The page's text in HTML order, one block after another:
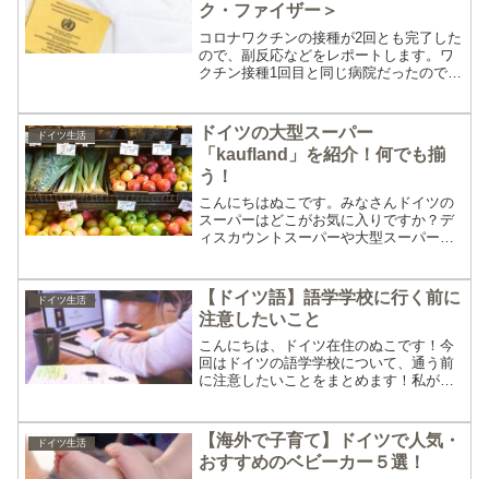
ク・ファイザー＞
コロナワクチンの接種が2回とも完了した
ので、副反応などをレポートします。ワ
クチン接種1回目と同じ病院だったので受
副反応はどうだった？」と聞かれまし
た。私は微熱が出たの...
ドイツ生活
ドイツの大型スーパー
「kaufland」を紹介！何でも揃
う！
こんにちはぬこです。みなさんドイツの
スーパーはどこがお気に入りですか？デ
ィスカウントスーパーや大型スーパー、
介している記事もあります。今回は
「kaufland」（カ...
ドイツ生活
【ドイツ語】語学学校に行く前に
注意したいこと
こんにちは、ドイツ在住のぬこです！今
回はドイツの語学学校について、通う前
に注意したいことをまとめます！私が実
れば幸いです。ちなみに割安で受けられ
る「インテグレーションコ...
ドイツ生活
【海外で子育て】ドイツで人気・
おすすめのベビーカー５選！